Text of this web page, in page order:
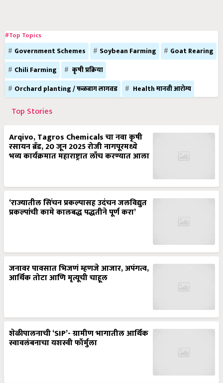
#Top Topics
Government Schemes Soybean Farming
Goat Rearing
Chili Farming
कृषी प्रक्रिया
Orchard planting / फळबाग लागवड
Health मानवी आरोग्य
Top Stories
Arqivo, Tagros Chemicals चा नवा कृषी
रसायन ब्रँड, 20 जून 2025 रोजी नागपूरमध्ये
भव्य कार्यक्रमात महाराष्ट्रात लाँच करण्यात आला
‘राज्यातील सिंचन प्रकल्पासह उदंचन जलविद्युत
प्रकल्पांची कामे कालबद्ध पद्धतीने पूर्ण करा’
जनावर पावसात भिजणं म्हणजे आजार, अपंगत्व,
आर्थिक तोटा आणि मृत्यूची चाहूल
शेळीपालनाची ‘SIP’- ग्रामीण भागातील आर्थिक
स्वावलंबनाचा यशस्वी फॉर्मुला